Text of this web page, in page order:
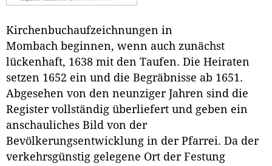
Kirchenbuchaufzeichnungen in
Mombach beginnen, wenn auch zunächst
lückenhaft, 1638 mit den Taufen. Die Heiraten
setzen 1652 ein und die Begräbnisse ab 1651.
Abgesehen von den neunziger Jahren sind die
Register vollständig überliefert und geben ein
anschauliches Bild von der
Bevölkerungsentwicklung in der Pfarrei. Da der
verkehrsgünstig gelegene Ort der Festung